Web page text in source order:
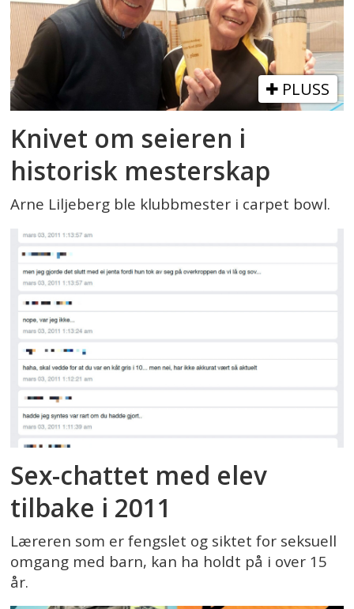
PLUSS
Knivet om seieren i
historisk mesterskap
Arne Liljeberg ble klubbmester i carpet bowl.
Sex-chattet med elev
tilbake i 2011
Læreren som er fengslet og siktet for seksuell
omgang med barn, kan ha holdt på i over 15
år.